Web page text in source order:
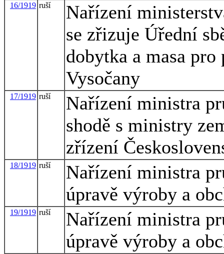
16/1919 ruší
Nařízení
se zřizuje Úřední
dobytka a masa
Vysočany
17/1919 ruší
Nařízení ministra
shodě s ministry
zřízení
18/1919 ruší
Nařízení ministra
úpravě výroby a
19/1919 ruší
Nařízení ministra
úpravě výroby a